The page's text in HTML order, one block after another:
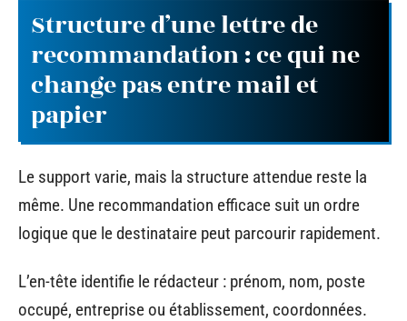
Structure d’une lettre de
recommandation : ce qui ne
change pas entre mail et
papier
Le support varie, mais la structure attendue reste la
même. Une recommandation efficace suit un ordre
logique que le destinataire peut parcourir rapidement.
L’en-tête identifie le rédacteur : prénom, nom, poste
occupé, entreprise ou établissement, coordonnées.